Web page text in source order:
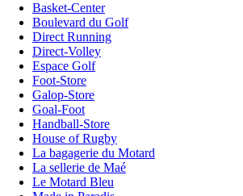
Basket-Center
Boulevard du Golf
Direct Running
Direct-Volley
Espace Golf
Foot-Store
Galop-Store
Goal-Foot
Handball-Store
House of Rugby
La bagagerie du Motard
La sellerie de Maé
Le Motard Bleu